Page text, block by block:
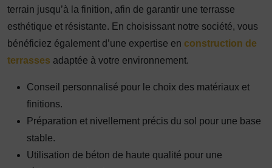
terrain jusqu’à la finition, afin de garantir une terrasse
esthétique et résistante. En choisissant notre société, vous
bénéficiez également d’une expertise en construction de
terrasses adaptée à votre environnement.
Conseil personnalisé pour le choix des matériaux et
finitions.
Préparation et nivellement précis du sol pour une base
stable.
Utilisation de béton de haute qualité pour une